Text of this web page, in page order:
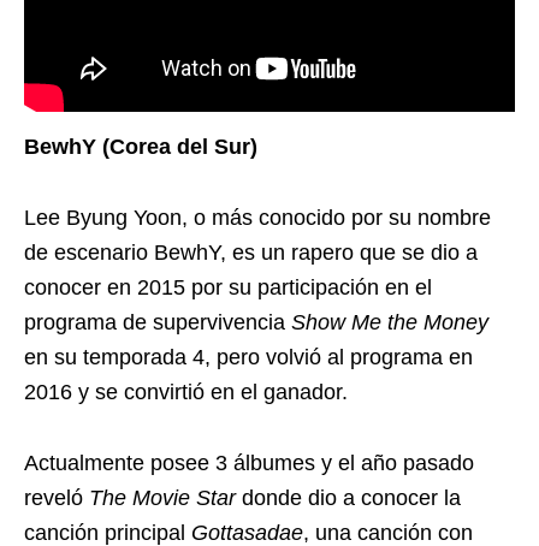
BewhY (Corea del Sur)
Lee Byung Yoon, o más conocido por su nombre
de escenario BewhY, es un rapero que se dio a
conocer en 2015 por su participación en el
programa de supervivencia Show Me the Money
en su temporada 4, pero volvió al programa en
2016 y se convirtió en el ganador.
Actualmente posee 3 álbumes y el año pasado
reveló The Movie Stardonde dio a conocer la
canción principal Gottasadae, una canción con